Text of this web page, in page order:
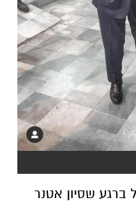
ברגע שסיון אטנר